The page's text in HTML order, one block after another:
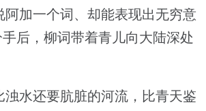
加一个词、却能表现出无穷意
后，柳词带着青儿向大陆深处
水还要肮脏的河流，比青天鉴